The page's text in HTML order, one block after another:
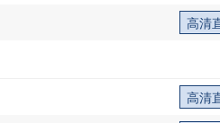
高清
高清